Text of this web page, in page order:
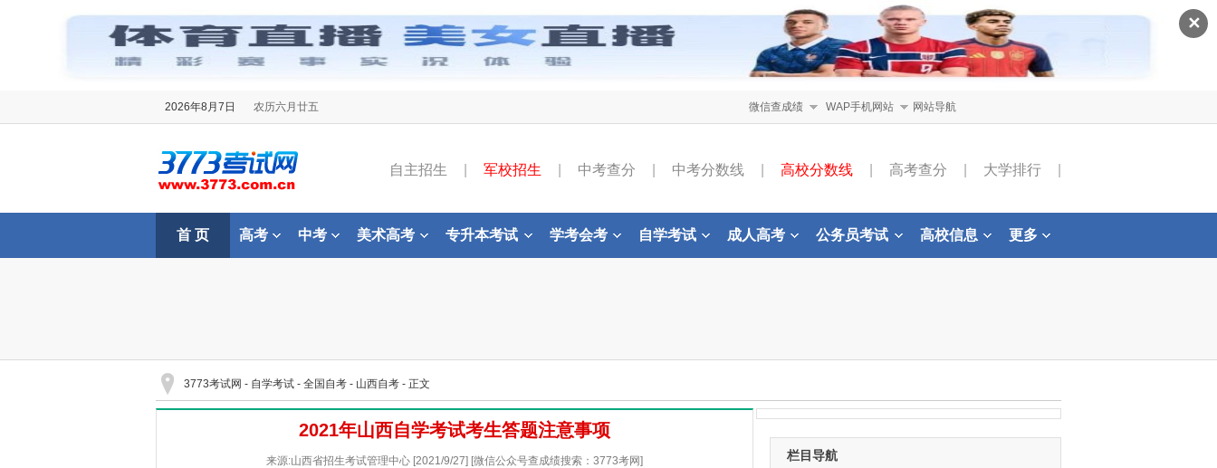
✕
2026年8月7日 农历六月廿五 微信查成绩 WAP手机网站 网站导航
自主招生 军校招生 中考查分 中考分数线 高校分数线 高考查分 大学排行
首 页 高考 中考 美术高考 专升本考试 学考会考 自学考试 成人高考 公务员考试 高校信息 更多
3773考试网 - 自学考试 - 全国自考 - 山西自考 - 正文
2021年山西自学考试考生答题注意事项
来源:山西省招生考试管理中心 [2021/9/27] [微信公众号查成绩搜索：3773考网] 栏目导航